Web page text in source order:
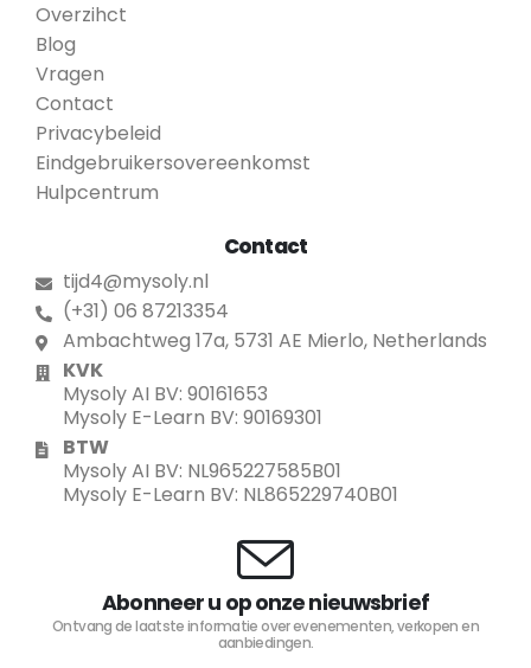
Overzihct
Blog
Vragen
Contact
Privacybeleid
Eindgebruikersovereenkomst
Hulpcentrum
Contact
tijd4@mysoly.nl
(+31) 06 87213354
Ambachtweg 17a, 5731 AE Mierlo, Netherlands
KVK
Mysoly AI BV: 90161653
Mysoly E-Learn BV: 90169301
BTW
Mysoly AI BV: NL965227585B01
Mysoly E-Learn BV: NL865229740B01
Abonneer u op onze nieuwsbrief
Ontvang de laatste informatie over evenementen, verkopen en
aanbiedingen.